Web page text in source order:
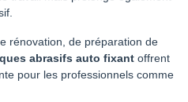
rénovation, de préparation de
abrasifs auto fixant offrent
pour les professionnels comme